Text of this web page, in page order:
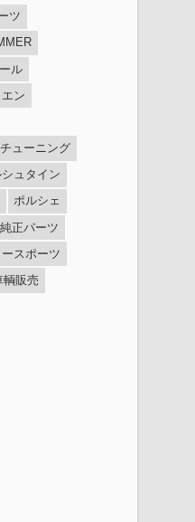
ツ
ル
ン
チューニング
シュタイン
ポルシェ
正パーツ
スポーツ
輌販売